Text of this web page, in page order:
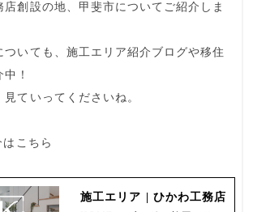
創設の地、 甲斐市についてご紹介しま
ついても、施工エリア紹介ブログや移住
！
ていってくださいね。
はこちら
施工エリア | ひかわ工務店